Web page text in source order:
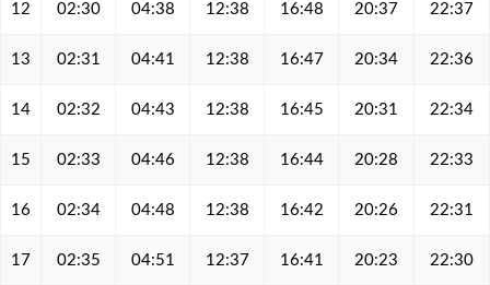
12 02:30 04:38 12:38 16:48 20:37 22:37
13 02:31 04:41 12:38 16:47 20:34 22:36
14 02:32 04:43 12:38 16:45 20:31 22:34
15 02:33 04:46 12:38 16:44 20:28 22:33
16 02:34 04:48 12:38 16:42 20:26 22:31
17 02:35 04:51 12:37 16:41 20:23 22:30